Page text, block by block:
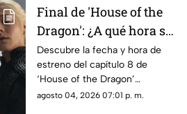
Final de 'House of the
Dragon': ¿A qué hora se
estrena el ÚLTIMO
capítulo de la
temporada 3 de La Casa
del Dragón en México?
Descubre la fecha y hora de
estreno del capítulo 8 de
‘House of the Dragon’
temporada 3 en México. Todos
agosto 04, 2026 07:01 p. m.